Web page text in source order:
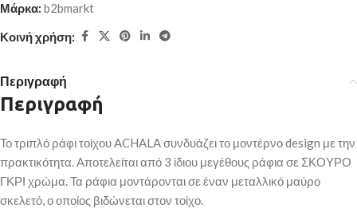
Μάρκα: b2bmarkt
Κοινή χρήση:
Περιγραφή
Περιγραφή
Το τριπλό ράφι τοίχου ACHALA συνδυάζει το μοντέρνο design με την
πρακτικότητα. Αποτελείται από 3 ίδιου μεγέθους ράφια σε ΣΚΟΥΡΟ
ΓΚΡΙ χρώμα. Τα ράφια μοντάρονται σε έναν μεταλλικό μαύρο
σκελετό, ο οποίος βιδώνεται στον τοίχο.